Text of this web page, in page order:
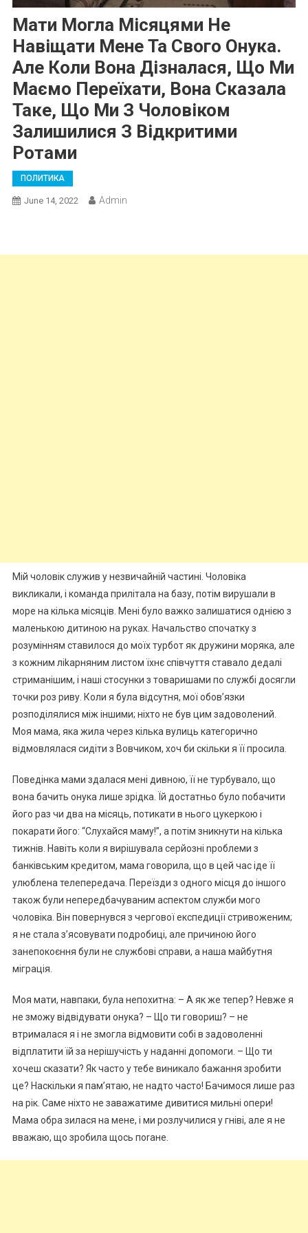
Мати Могла Місяцями Не
Навіщати Мене Та Свого Онука.
Але Коли Вона Дізналася, Що Ми
Маємо Переїхати, Вона Сказала
Таке, Що Ми З Чоловіком
Залишилися З Відкритими
Ротами
ПОЛИТИКА
June 14, 2022 Admin
Мій чоловік служив у незвичайній частині. Чоловіка
викликали, і команда прилітала на базу, потім вирушали в
море на кілька місяців. Мені було важко залишатися однією з
маленькою дитиною на руках. Начальство спочатку з
розумінням ставилося до моїх турбот як дружини моряка, але
з кожним ліkарняним листом їхнє співчуття ставало дедалі
стриманішим, і наші стосунки з товаришами по службі досягли
точки роз риву. Коли я була відсутня, мої обов’язки
розподілялися між іншими; ніхто не був цим задоволений.
Моя мама, яка жила через кілька вулиць категорично
відмовлялася сидіти з Вовчиком, хоч би скільки я її просила.
Поведінка мами здалася мені дивною, її не турбувало, що
вона бачить онука лише зрідка. Їй достатньо було побачити
його раз чи два на місяць, потикати в нього цукеркою і
покарати його: “Слухайся маму!”, а потім зникнути на кілька
тижнів. Навіть коли я вирішувала серйозні nроблеми з
банківським кредитом, мама говорила, що в цей час іде її
улюблена телепередача. Переїзди з одного місця до іншого
також були непередбачуваним аспектом служби мого
чоловіка. Він повернувся з чергової експедиції стривоженим;
я не стала з’ясовувати подробиці, але причиною його
занепокоєння були не службові справи, а наша майбутня
міграція.
Моя мати, навпаки, була непохитна: – А як же тепер? Невже я
не зможу відвідувати онука? – Що ти говориш? – не
втрималася я і не змогла відмовити собі в задоволенні
відплатити їй за нерішучість у наданні допомоги. – Що ти
хочеш сказати? Як часто у тебе виникало бажання зробити
це? Наскільки я пам’ятаю, не надто часто! Бачимося лише раз
на рік. Саме ніхто не заважатиме дивитися мильні опери!
Мама обра зилася на мене, і ми розлучилися у гніві, але я не
вважаю, що зробила щось поrане.